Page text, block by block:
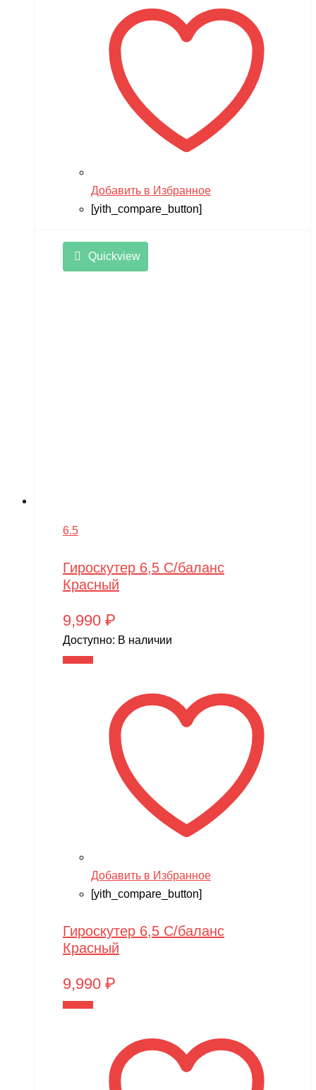
17,900 ₽.
Добавить в Избранное
[yith_compare_button]
Quickview
6.5
Гироскутер 6,5 С/баланс
Красный
9,990 ₽
Доступно: В наличии
Добавить в Избранное
[yith_compare_button]
Гироскутер 6,5 С/баланс
Красный
9,990 ₽